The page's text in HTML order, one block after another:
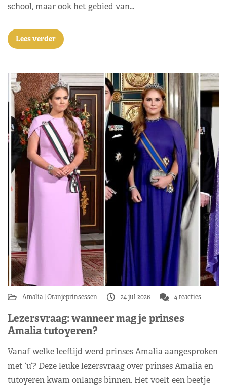
school, maar ook het gebied van…
Lees verder
Amalia Oranjeprinsessen 24 jul 2026 4 reacties
Lezersvraag: wanneer mag je prinses
Amalia tutoyeren?
Vanaf welke leeftijd werd prinses Amalia aangesproken
met ‘u’? Deze leuke lezersvraag over prinses Amalia en
tutoyeren kwam onlangs binnen. Het voelt een beetje